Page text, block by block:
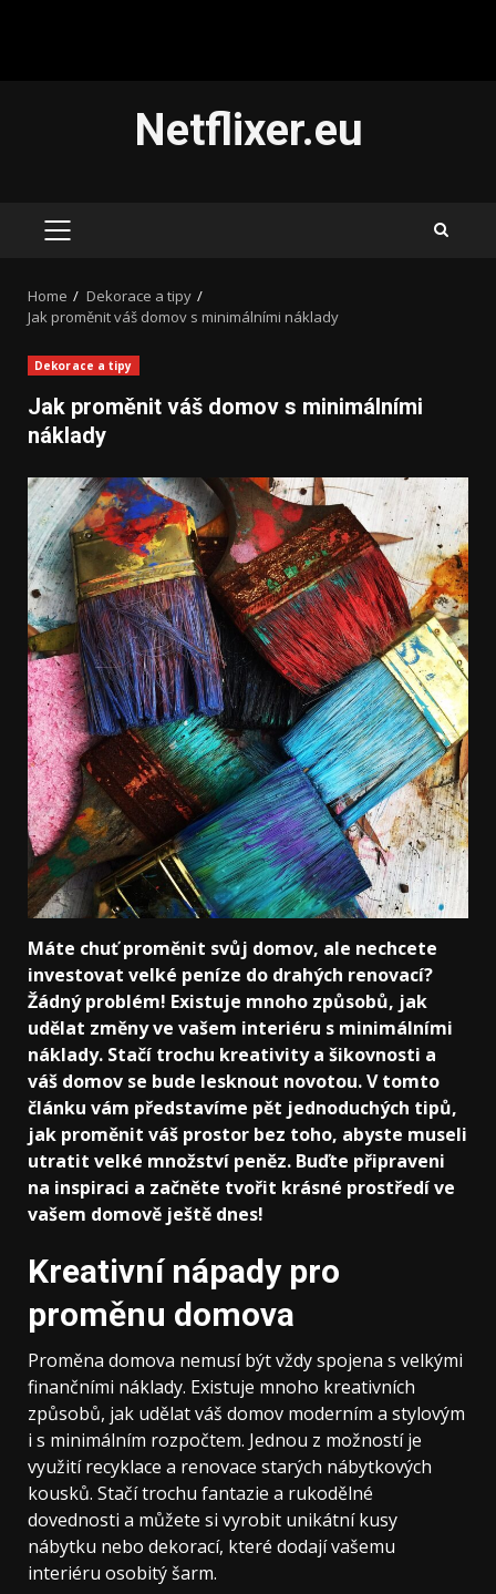
Netflixer.eu
PRIMARY
Home
Dekorace a tipy
Jak proměnit váš domov s minimálními náklady
Dekorace a tipy
Jak proměnit váš domov s minimálními
náklady
Máte chuť proměnit svůj domov, ale nechcete
investovat velké peníze do drahých renovací?
Žádný problém! Existuje mnoho způsobů, jak
udělat změny ve vašem interiéru s minimálními
náklady. Stačí trochu kreativity a šikovnosti a
váš domov se bude lesknout novotou. V tomto
článku vám představíme pět jednoduchých tipů,
jak proměnit váš prostor bez toho, abyste museli
utratit velké množství peněz. Buďte připraveni
na inspiraci a začněte tvořit krásné prostředí ve
vašem domově ještě dnes!
Kreativní nápady pro
proměnu domova
Proměna domova nemusí být vždy spojena s velkými
finančními náklady. Existuje mnoho kreativních
způsobů, jak udělat váš domov moderním a stylovým
i s minimálním rozpočtem. Jednou z možností je
využití recyklace a renovace starých nábytkových
kousků. Stačí trochu fantazie a rukodělné
dovednosti a můžete si vyrobit unikátní kusy
nábytku nebo dekorací, které dodají vašemu
interiéru osobitý šarm.